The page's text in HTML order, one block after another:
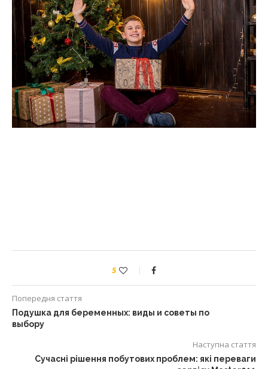
5
Попередня стаття
Подушка для беременных: виды и советы по
выбору
Наступна стаття
Сучасні рішення побутових проблем: які переваги